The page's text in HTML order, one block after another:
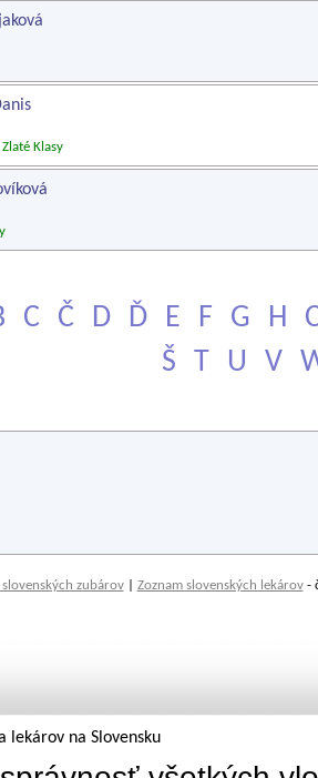
Klasy
C Č D Ď E F G H
Š
T U V
slovenských zubárov| Zoznam slovenských lekárov-
lekárov na Slovensku